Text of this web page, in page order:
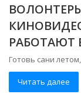
РАБОТАЮТ
Готовь сани
Читать далее